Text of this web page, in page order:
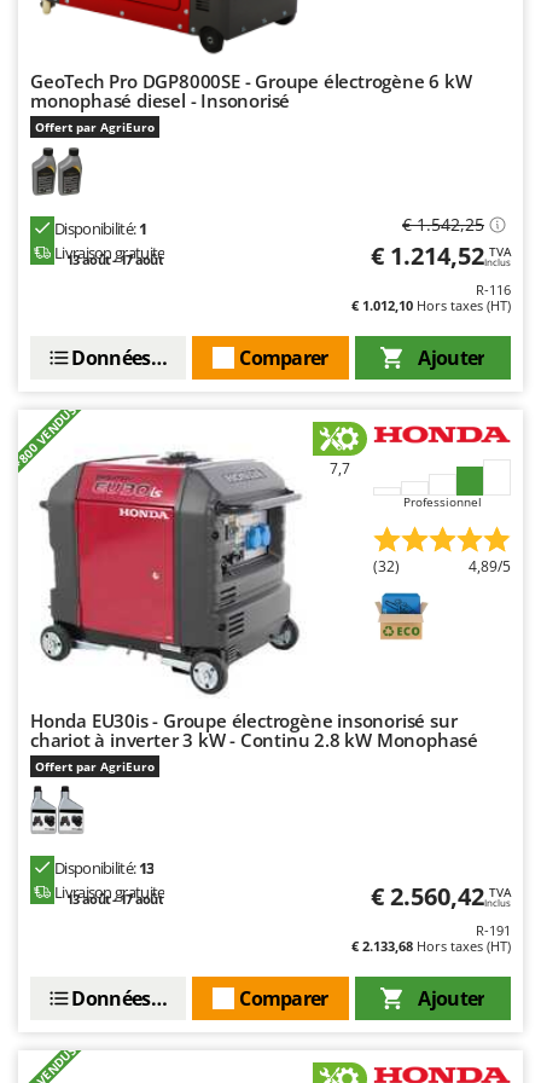
GeoTech Pro DGP8000SE - Groupe électrogène 6 kW
monophasé diesel - Insonorisé
Offert par AgriEuro
Disponibilité:1
Livraison gratuite
13 août - 17 août
€ 1.542,25
€ 1.214,52 TVA
Inclus
R-116
€ 1.012,10 Hors taxes (HT)
Ajouter
Comparer
Données techniques
+800 VENDUS 7,7
Professionnel
(32) 4,89/5
Honda EU30is - Groupe électrogène insonorisé sur
chariot à inverter 3 kW - Continu 2.8 kW Monophasé
Offert par AgriEuro
Disponibilité:13
Livraison gratuite
13 août - 17 août € 2.560,42 TVA
Inclus
R-191
€ 2.133,68 Hors taxes (HT)
Ajouter
Comparer
Données techniques